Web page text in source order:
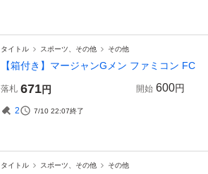
タイトル スポーツ、その他 その他
【箱付き】マージャンGメン ファミコン FC
落札 671円 開始 600円
2 7/10 22:07終了
タイトル スポーツ、その他 その他